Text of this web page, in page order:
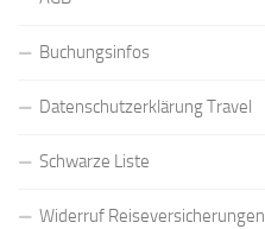
Buchungsinfos
Datenschutzerklärung Travel
Schwarze Liste
Widerruf Reiseversicherungen